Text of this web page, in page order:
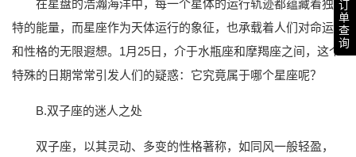
订
单
查
询
在星盘的浩瀚海洋中，每一个星体的运行轨迹都蕴藏着独
特的能量，而星座作为天体运行的象征，也承载着人们对命运
和性格的无限遐想。1月25日，介于水瓶座和摩羯座之间，这个
特殊的日期常常引发人们的疑惑：它究竟属于哪个星座呢？
B.双子座的迷人之处
双子座，以其灵动、多变的性格著称，如同风一般轻盈，